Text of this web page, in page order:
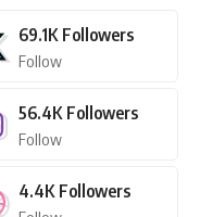
69.1K Followers
Follow
56.4K Followers
Follow
4.4K Followers